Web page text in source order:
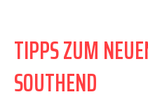
TIPPS ZUM
SOUTHEND